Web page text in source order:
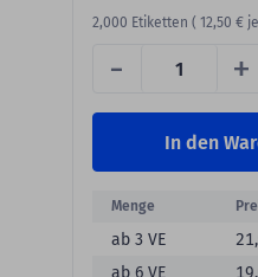
- +
2,000 Etiketten ( 12,50 €
In den
Menge
ab 3 VE
ab 6 VE